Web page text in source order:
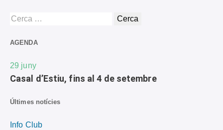
AGENDA
29 juny
Casal d’Estiu, fins al 4 de setembre
Últimes notícies
Info Club